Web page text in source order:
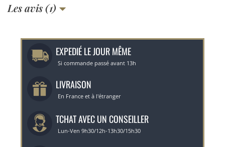
Les avis (1)
EXPEDIÉ LE JOUR MÊME
Si commande passé avant 13h
LIVRAISON
En France et à l'étranger
TCHAT AVEC UN CONSEILLER
Lun-Ven 9h30/12h-13h30/15h30